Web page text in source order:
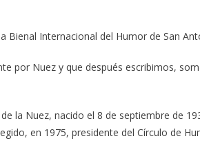
Bienal Internacional del Humor de San
por Nuez y que después escribimos,
la Nuez, nacido el 8 de septiembre de
en 1975, presidente del Círculo de